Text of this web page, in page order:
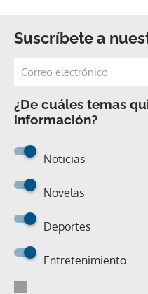
Suscríbete a
¿De cuáles temas
información?
Noticias
Novelas
Deportes
Entretenimiento